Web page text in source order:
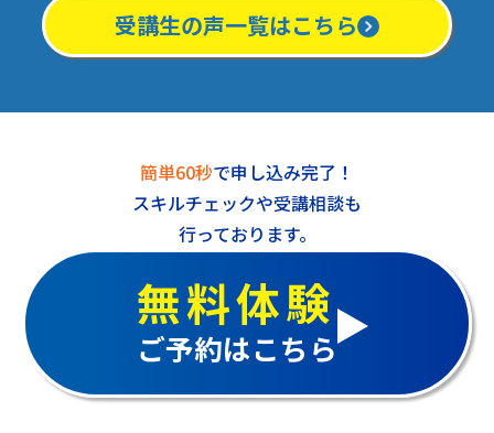
受講生の声一覧はこちら
簡単60秒で申し込み完了！
スキルチェックや受講相談も
行っております。
無料体験
ご予約はこちら